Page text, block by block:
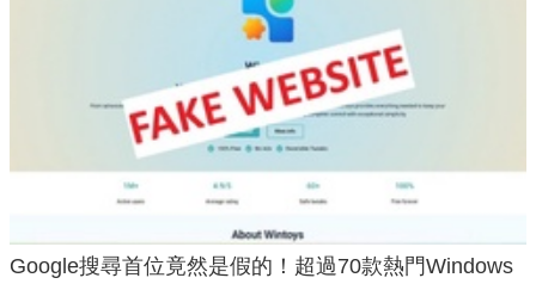
Google搜尋首位竟然是假的！超過70款熱門Windows